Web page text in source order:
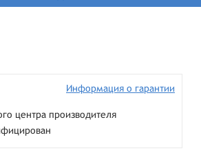
Информация о гарантии
центра производителя